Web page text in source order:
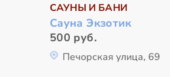
САУНЫ И БАНИ
Сауна Экзотик
500 руб.
Печорская улица, 69